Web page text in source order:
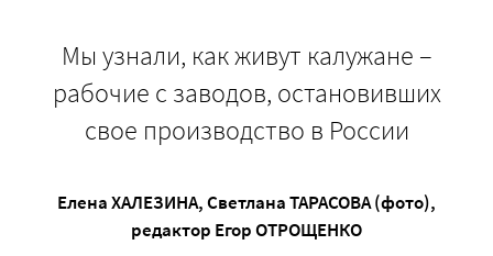
Мы узнали, как живут калужане –
рабочие с заводов, остановивших
свое производство в России
Елена ХАЛЕЗИНА,Светлана ТАРАСОВА (фото),
редактор Егор ОТРОЩЕНКО